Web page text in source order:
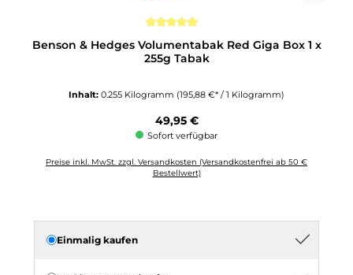
Benson & Hedges Volumentabak Red Giga Box 1 x
255g Tabak
Inhalt: 0.255 Kilogramm (195,88 €* / 1 Kilogramm)
Regulärer Preis:
49,95 €
Sofort verfügbar
Preise inkl. MwSt. zzgl. Versandkosten (Versandkostenfrei ab 50 €
Bestellwert)
Einmalig kaufen